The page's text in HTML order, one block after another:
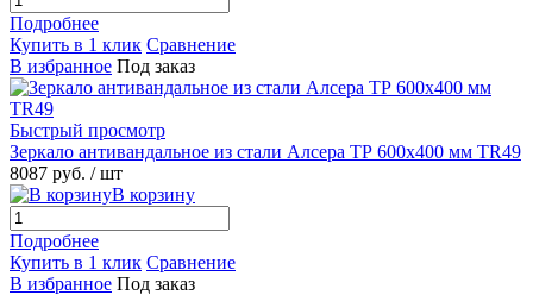
Подробнее
Купить в 1 клик Сравнение
В избранное Под заказ
Быстрый просмотр
Зеркало антивандальное из стали Алсера ТР 600х400 мм TR49
8087 руб. / шт
В корзину
Подробнее
Купить в 1 клик Сравнение
В избранное Под заказ